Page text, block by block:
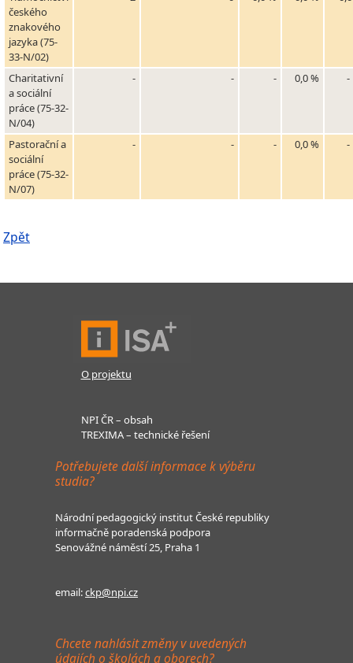
českého
znakového
jazyka (75-
33-N/02)
Charitativní
a sociální
práce (75-32-
N/04)
- - - 0,0 % -
Pastorační a
sociální
práce (75-32-
N/07)
- - - 0,0 % -
Zpět
O projektu
NPI ČR – obsah
TREXIMA – technické řešení
Potřebujete další informace k výběru
studia?
Národní pedagogický institut České republiky
informačně poradenská podpora
Senovážné náměstí 25, Praha 1
email:ckp@npi.cz
Chcete nahlásit změny v uvedených
údajích o školách a oborech?